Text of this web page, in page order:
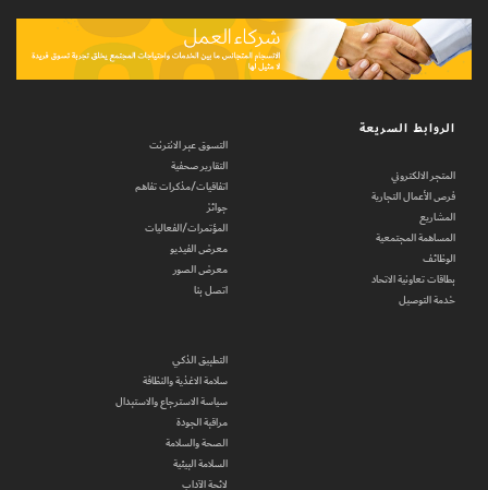
الروابط السريعة
المتجر الالكتروني
فرص الأعمال التجارية
المشاريع
المساهمة المجتمعية
الوظائف
بطاقات تعاونية الاتحاد
خدمة التوصيل
التسوق عبر الانترنت
التقارير صحفية
اتفاقيات/مذكرات تفاهم
جوائز
المؤتمرات/الفعاليات
معرض الفيديو
معرض الصور
اتصل بنا
التطبيق الذكي
سلامة الاغذية والنظافة
سياسة الاسترجاع والاستبدال
مراقبة الجودة
الصحة والسلامة
السلامة البيئية
لائحة الآداب